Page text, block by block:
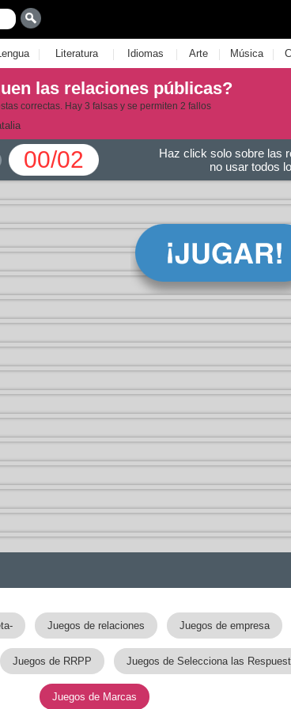
| Literatura | Idiomas | Arte | Música |
las relaciones públicas?
correctas. Hay 3 falsas y se permiten 2 fallos
00/02
Haz click solo sobre las
no usar todos
Juegos de relaciones Juegos de empresa
Juegos de RRPP Juegos de Selecciona las
Juegos de Marcas